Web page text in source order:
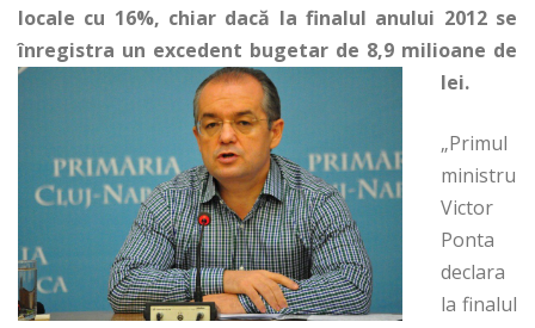
locale cu 16%, chiar dacă la finalul anului 2012 se
înregistra un excedent bugetar de 8,9 milioane de
lei.
„Primul
ministru
Victor
Ponta
declara
la finalul